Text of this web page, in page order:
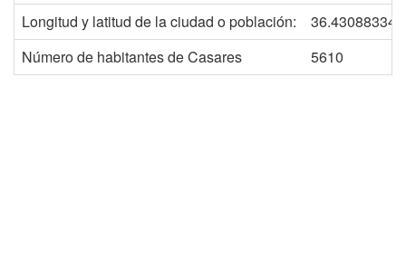
Longitud y latitud de la ciudad o población:
Número de habitantes de Casares
5610